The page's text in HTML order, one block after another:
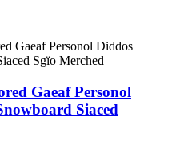
Gaeaf Personol
Siaced